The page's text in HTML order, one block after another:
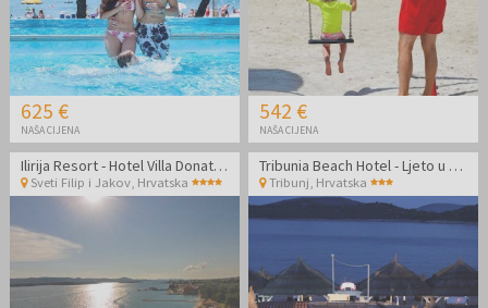
625 €
NAŠA CIJENA
542 €
NAŠA CIJENA
Ilirija Resort - Hotel Villa Donat - Zabavno ljeto s punim pansionom
Sveti Filip i Jakov, Hrvatska
Tribunia Beach Hotel - Ljeto u Tribunju
Tribunj, Hrvatska